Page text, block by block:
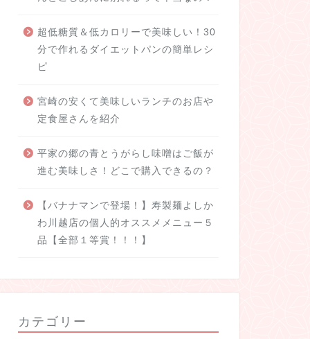
超低糖質＆低カロリーで美味しい！30
分で作れるダイエットパンの簡単レシ
ピ
宮崎の安くて美味しいランチのお店や
定食屋さんを紹介
平家の郷の青とうがらし味噌はご飯が
進む美味しさ！どこで購入できるの？
【バナナマンで登場！】寿製麺よしか
わ川越店の個人的オススメメニュー５
品【全部１等賞！！！】
カテゴリー